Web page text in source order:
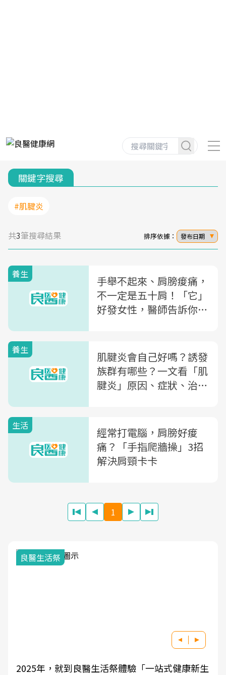
關鍵字搜尋
#肌腱炎
共3筆搜尋結果 排序依據： 發布日期
養生
手舉不起來、肩膀痠痛，
不一定是五十肩！「它」
好發女性，醫師告訴你該
養生
肌腱炎會自己好嗎？誘發
族群有哪些？一文看「肌
腱炎」原因、症狀、治療
生活
經常打電腦，肩膀好痠
痛？「手指爬牆操」3招
解決肩頸卡卡
1
良醫生活祭
2025年，就到良醫生活祭體驗「一站式健康新生